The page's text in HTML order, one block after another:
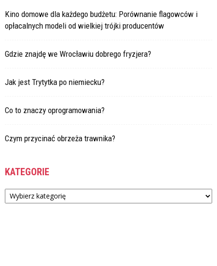
Kino domowe dla każdego budżetu: Porównanie flagowców i
opłacalnych modeli od wielkiej trójki producentów
Gdzie znajdę we Wrocławiu dobrego fryzjera?
Jak jest Trytytka po niemiecku?
Co to znaczy oprogramowania?
Czym przycinać obrzeża trawnika?
KATEGORIE
Kategorie